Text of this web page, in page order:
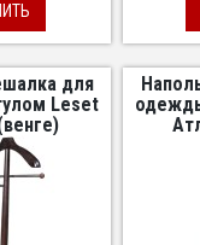
для
Leset